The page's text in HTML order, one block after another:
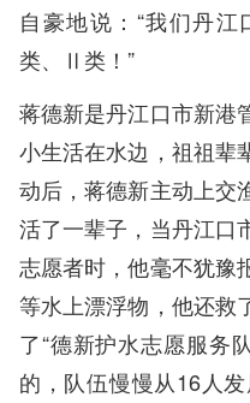
自豪地说：“我们丹
类、Ⅱ类！”
蒋德新是丹江口市新港
小生活在水边，祖祖辈
动后，蒋德新主动上交
活了一辈子，当丹江口
志愿者时，他毫不犹豫
等水上漂浮物，他还救
了“德新护水志愿服务
的，队伍慢慢从16人